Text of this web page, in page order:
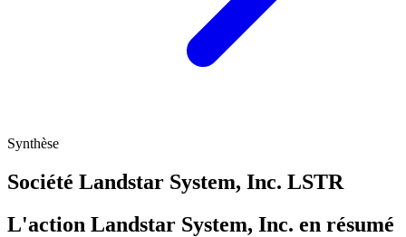
Synthèse
Société Landstar System, Inc. LSTR
L'action Landstar System, Inc. en résumé